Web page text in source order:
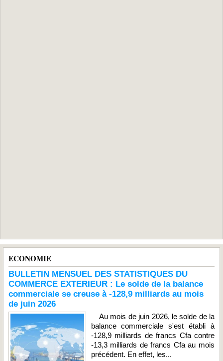
ECONOMIE
BULLETIN MENSUEL DES STATISTIQUES DU
COMMERCE EXTERIEUR : Le solde de la balance
commerciale se creuse à -128,9 milliards au mois
de juin 2026
Au mois de juin 2026, le solde de la
balance commerciale s'est établi à
-128,9 milliards de francs Cfa contre
-13,3 milliards de francs Cfa au mois
précédent. En effet, les...